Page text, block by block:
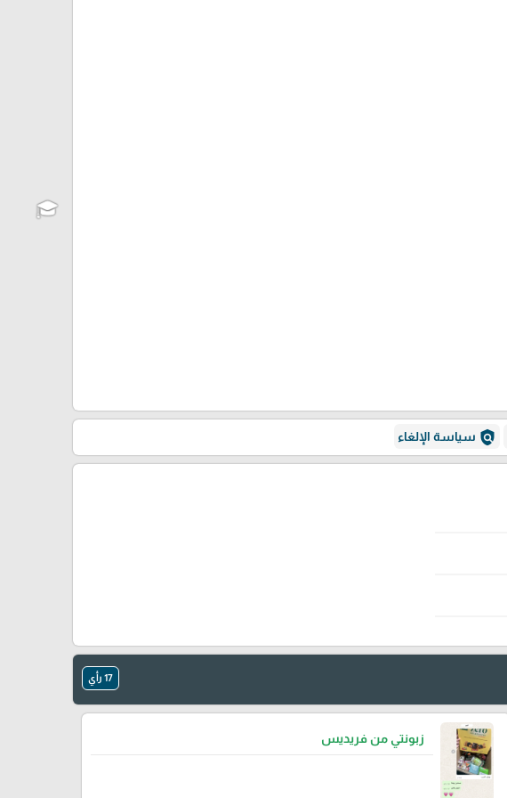
policy سياسة الإلغاء
17 رأي
زبونتي من فريديس